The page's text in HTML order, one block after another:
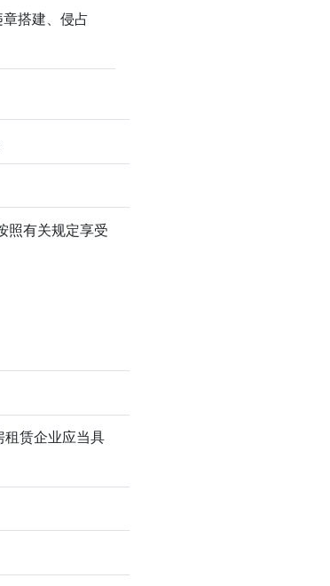
搭建、侵占
照有关规定享受
赁企业应当具